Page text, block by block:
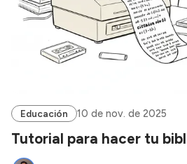
Educación 10 de nov. de 2025
Tutorial para hacer tu